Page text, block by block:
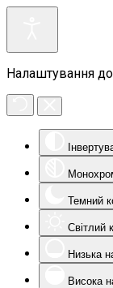
Налаштування
Темний
Світлий
Низька
Висока